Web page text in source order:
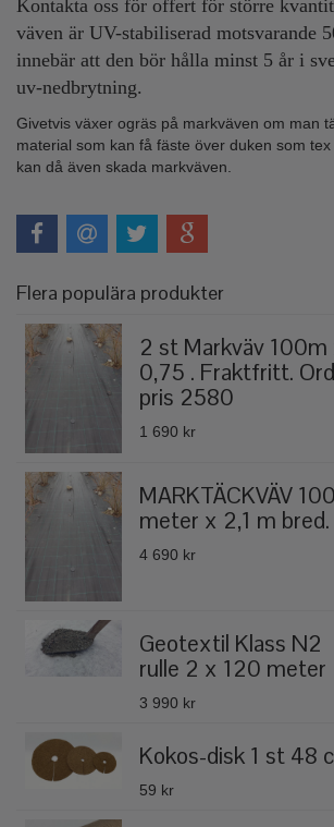
Kontakta oss för offert för större
väven är UV-stabiliserad motsvarande
innebär att den bör hålla minst 5 år i
uv-nedbrytning.
Givetvis växer ogräs på markväven om man
material som kan få fäste över duken som
kan då även skada markväven.
Flera populära produkter
2 st Markväv 100m
0,75 . Fraktfritt. Ord
pris 2580
1 690 kr
MARKTÄCKVÄV 100
meter x 2,1 m bred.
4 690 kr
Geotextil Klass N2
rulle 2 x 120 meter
3 990 kr
Kokos-disk 1 st 48
59 kr